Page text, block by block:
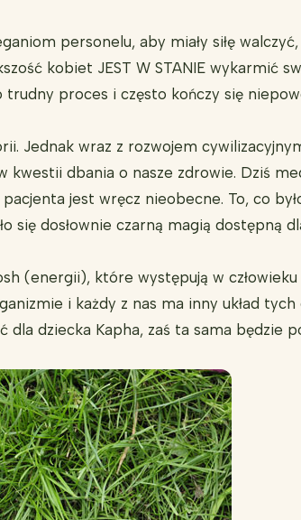
personelu, aby miały siłę
kobiet JEST W STANIE wykarmić
proces i często kończy się
Jednak wraz z rozwojem
kwestii dbania o nasze zdrowie. Dziś
jest wręcz nieobecne. To, co
się dosłownie czarną magią dostępną
(energii), które występują w
i każdy z nas ma inny układ tych
dziecka Kapha, zaś ta sama będzie